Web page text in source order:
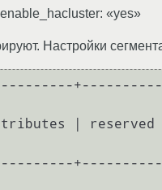
«yes»
Настройки
| reserved